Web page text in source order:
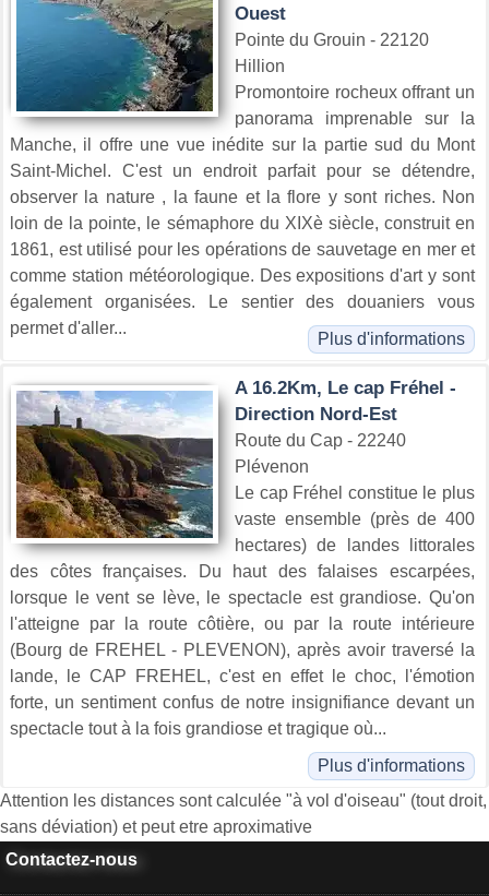
Ouest
Pointe du Grouin - 22120
Hillion
Promontoire rocheux offrant un
panorama imprenable sur la
Manche, il offre une vue inédite sur la partie sud du Mont
Saint-Michel. C'est un endroit parfait pour se détendre,
observer la nature , la faune et la flore y sont riches. Non
loin de la pointe, le sémaphore du XIXè siècle, construit en
1861, est utilisé pour les opérations de sauvetage en mer et
comme station météorologique. Des expositions d'art y sont
également organisées. Le sentier des douaniers vous
permet d'aller...
Plus d'informations
A 16.2Km, Le cap Fréhel -
Direction Nord-Est
Route du Cap - 22240
Plévenon
Le cap Fréhel constitue le plus
vaste ensemble (près de 400
hectares) de landes littorales
des côtes françaises. Du haut des falaises escarpées,
lorsque le vent se lève, le spectacle est grandiose. Qu'on
l'atteigne par la route côtière, ou par la route intérieure
(Bourg de FREHEL - PLEVENON), après avoir traversé la
lande, le CAP FREHEL, c'est en effet le choc, l'émotion
forte, un sentiment confus de notre insignifiance devant un
spectacle tout à la fois grandiose et tragique où...
Plus d'informations
Attention les distances sont calculée "à vol d'oiseau" (tout droit,
sans déviation) et peut etre aproximative
Contactez-nous